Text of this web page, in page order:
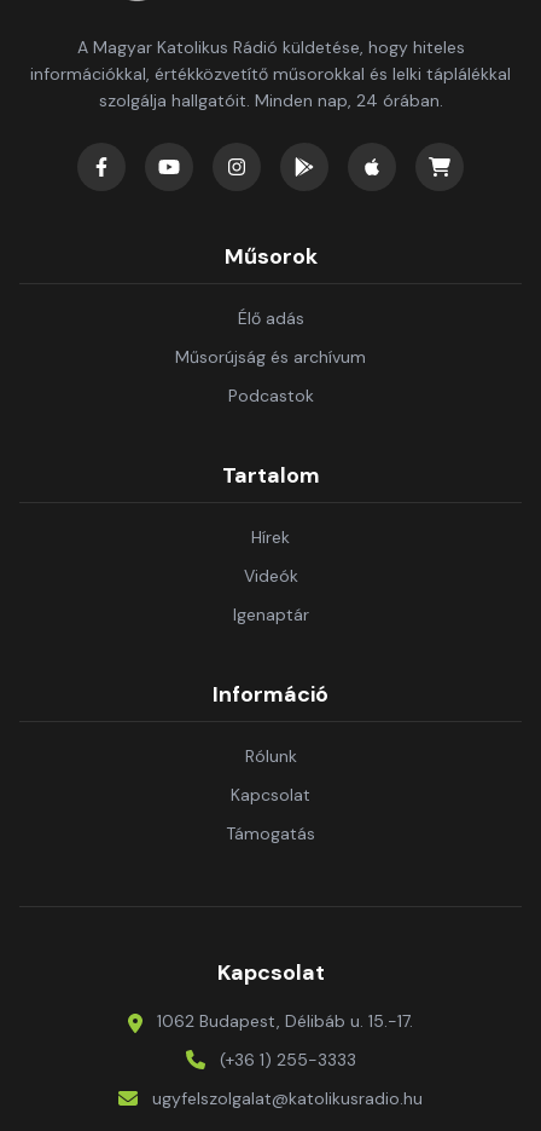
A Magyar Katolikus Rádió küldetése, hogy hiteles
információkkal, értékközvetítő műsorokkal és lelki táplálékkal
szolgálja hallgatóit. Minden nap, 24 órában.
Műsorok
Élő adás
Műsorújság és archívum
Podcastok
Tartalom
Hírek
Videók
Igenaptár
Információ
Rólunk
Kapcsolat
Támogatás
Kapcsolat
1062 Budapest, Délibáb u. 15.-17.
(+36 1) 255-3333
ugyfelszolgalat@katolikusradio.hu